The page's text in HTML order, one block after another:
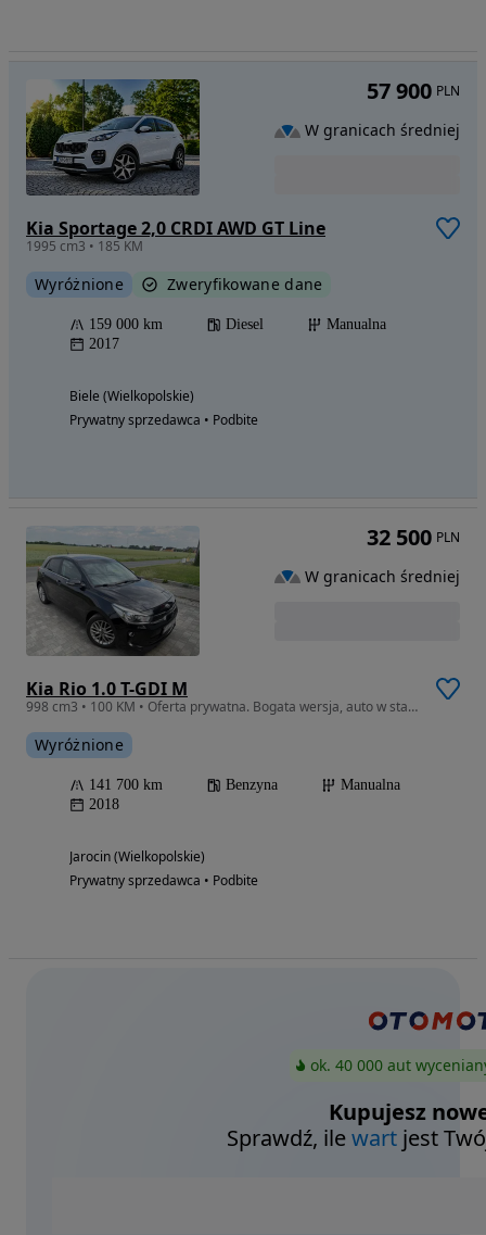
Kia Sportage 2,0 CRDI AWD GT Line
1995 cm3 • 185 KM
Wyróżnione Zweryfikowane dane
159 000 km Diesel
Manualna
2017
Biele (Wielkopolskie)
Prywatny sprzedawca • Podbite
57 900 PLN
W granicach średniej
Kia Rio 1.0 T-GDI M
998 cm3 • 100 KM • Oferta prywatna. Bogata wersja, auto w stanie bdb
Wyróżnione
141 700 km Benzyna
Manualna
2018
Jarocin (Wielkopolskie)
Prywatny sprzedawca • Podbite
32 500 PLN
W granicach średniej
ok. 40 000 aut
Kupujesz
Sprawdź, ilewart jest